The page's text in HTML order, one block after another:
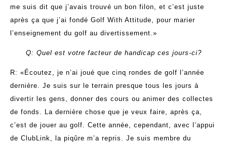
me suis dit que j’avais trouvé un bon filon, et c’est juste
après ça que j’ai fondé Golf With Attitude, pour marier
l’enseignement du golf au divertissement.»
Q: Quel est votre facteur de handicap ces jours-ci?
R: «Écoutez, je n’ai joué que cinq rondes de golf l’année
dernière. Je suis sur le terrain presque tous les jours à
divertir les gens, donner des cours ou animer des collectes
de fonds. La dernière chose que je veux faire, après ça,
c’est de jouer au golf. Cette année, cependant, avec l’appui
de ClubLink, la piqûre m’a repris. Je suis membre du